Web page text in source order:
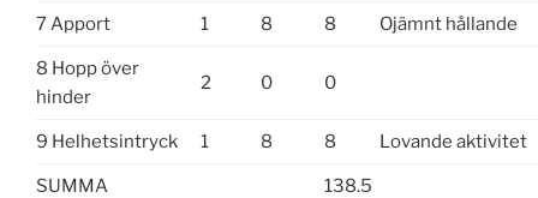
7 Apport 1 8 8 Ojämnt hållande
8 Hopp över
hinder
2 0 0
9 Helhetsintryck 1 8 8 Lovande aktivitet
SUMMA 138.5